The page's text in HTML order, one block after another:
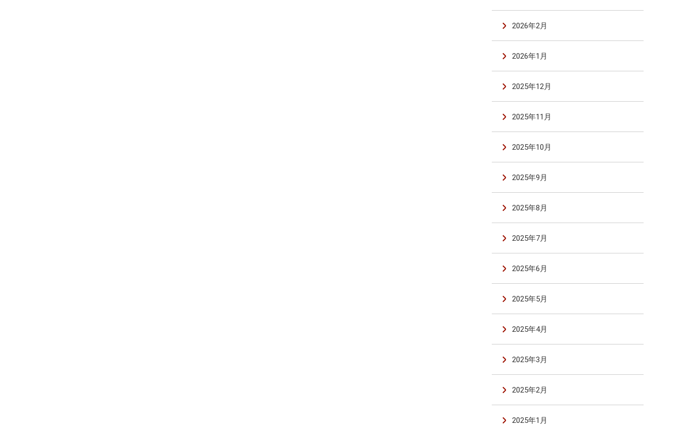
2026年2月
2026年1月
2025年12月
2025年11月
2025年10月
2025年9月
2025年8月
2025年7月
2025年6月
2025年5月
2025年4月
2025年3月
2025年2月
2025年1月